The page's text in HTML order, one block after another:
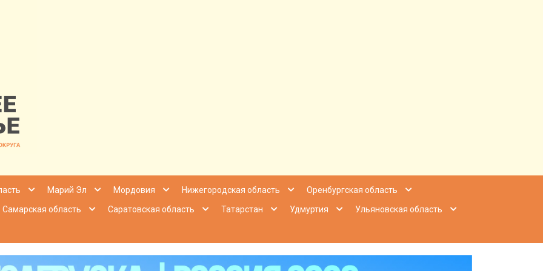
| Настоящее Приволжье
Марий Эл Мордовия Нижегородская область
Оренбургская область
Самарская область Саратовская область Татарстан Удмуртия
Ульяновская область